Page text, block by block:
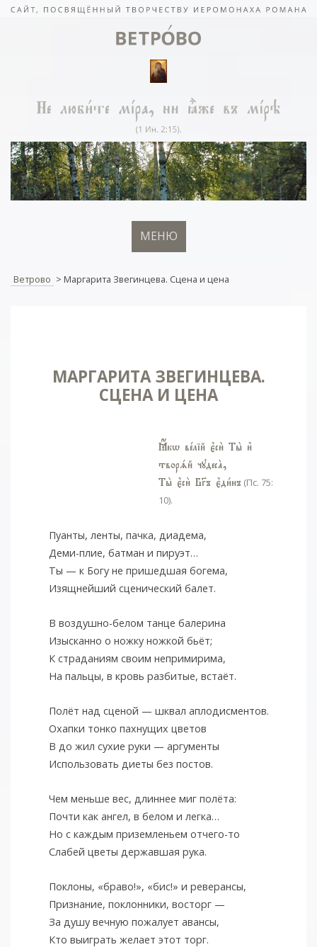
МЕНЮ
Ветрово > Маргарита Звегинцева. Сцена и цена
МАРГАРИТА ЗВЕГИНЦЕВА.
СЦЕНА И ЦЕНА
Ћкw вeлій є3си2 Ты2 и3
творsй чудесA,
Ты2 є3си2 БGъ є3ди1нъ (Пс. 75:
10).
Пуанты, ленты, пачка, диадема,
Деми-плие, батман и пируэт…
Ты — к Богу не пришедшая богема,
Изящнейший сценический балет.
В воздушно-белом танце балерина
Изысканно о ножку ножкой бьёт;
К страданиям своим непримирима,
На пальцы, в кровь разбитые, встаёт.
Полёт над сценой — шквал аплодисментов.
Охапки тонко пахнущих цветов
В до жил сухие руки — аргументы
Использовать диеты без постов.
Чем меньше вес, длиннее миг полёта:
Почти как ангел, в белом и легка…
Но с каждым приземленьем отчего-то
Слабей цветы державшая рука.
Поклоны, «браво!», «бис!» и реверансы,
Признание, поклонники, восторг —
За душу вечную пожалует авансы,
Кто выиграть желает этот торг.